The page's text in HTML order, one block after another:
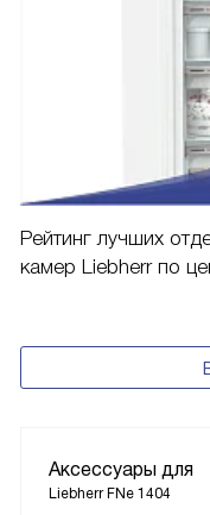
Рейтинг лучших
камер Liebherr по
Аксессуары для
Liebherr FNe 1404